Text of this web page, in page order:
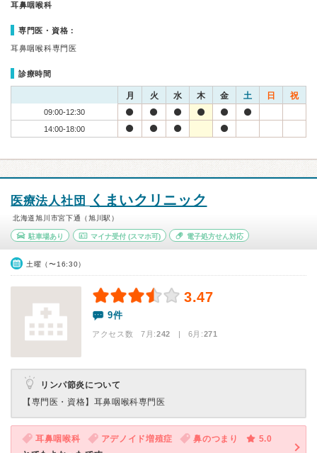
耳鼻咽喉科
専門医・資格：
耳鼻咽喉科専門医
診療時間
月 火 水 木 金 土 日 祝
09:00-12:30
14:00-18:00
医療法人社団 くまいクリニック
北海道旭川市宮下通（旭川駅）
駐車場あり マイナ受付(スマホ可) 電子処方せん対応
土曜（〜16:30）
3.47
9件
アクセス数 7月:242 | 6月:271
リンパ節炎について
【専門医・資格】 耳鼻咽喉科専門医
耳鼻咽喉科 アデノイド増殖症 鼻のつまり
5.0